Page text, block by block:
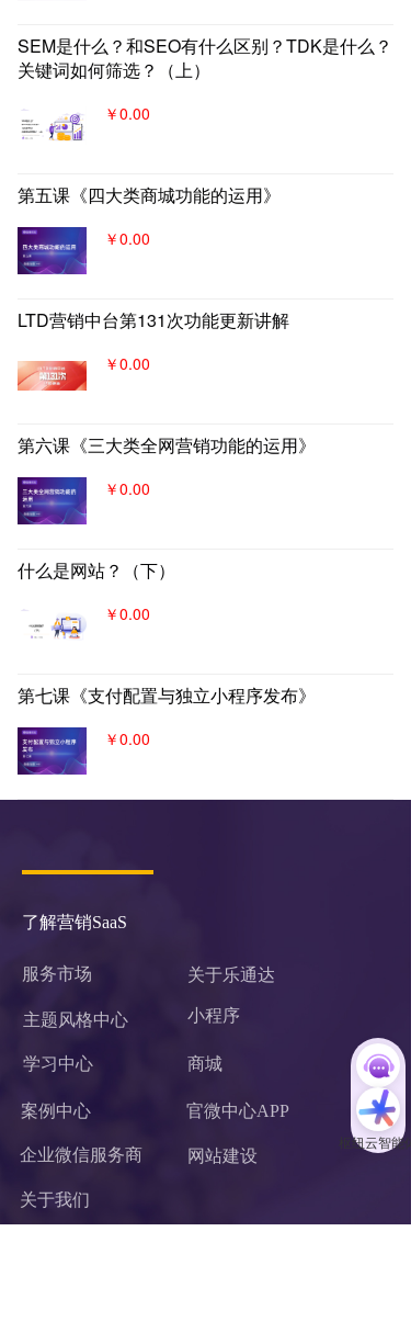
SEM是什么？和SEO有什么区别？TDK是什么？
关键词如何筛选？（上）
￥0.00
第五课《四大类商城功能的运用》
￥0.00
LTD营销中台第131次功能更新讲解
￥0.00
第六课《三大类全网营销功能的运用》
￥0.00
什么是网站？（下）
￥0.00
第七课《支付配置与独立小程序发布》
￥0.00
了解营销SaaS
关于乐通达
服务市场
主题风格中心 小程序
学习中心 商城
案例中心 官微中心APP
企业微信服务商 网站建设
关于我们